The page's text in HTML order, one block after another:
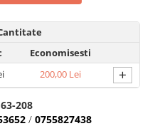
Economisesti
200,00 Lei +
208
/ 0755827438